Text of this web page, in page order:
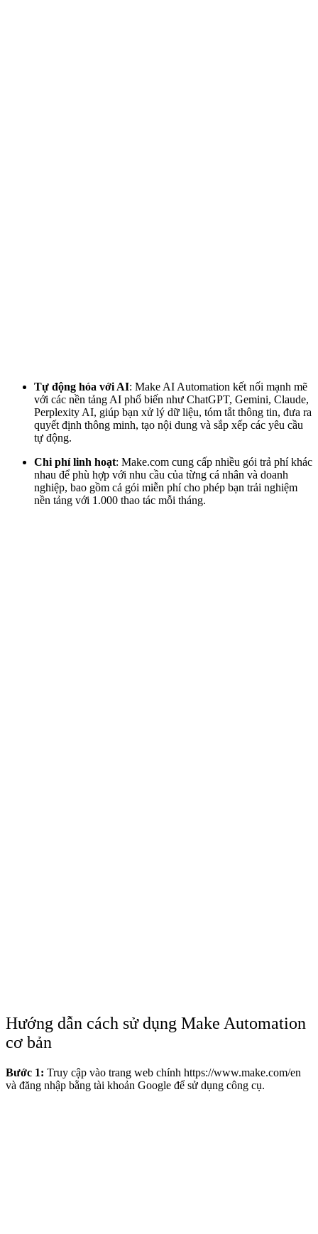
Tự động hóa với AI: Make AI Automation kết nối mạnh mẽ
với các nền tảng AI phổ biến như ChatGPT, Gemini, Claude,
Perplexity AI, giúp bạn xử lý dữ liệu, tóm tắt thông tin, đưa ra
quyết định thông minh, tạo nội dung và sắp xếp các yêu cầu
tự động.
Chi phí linh hoạt: Make.com cung cấp nhiều gói trả phí khác
nhau để phù hợp với nhu cầu của từng cá nhân và doanh
nghiệp, bao gồm cả gói miễn phí cho phép bạn trải nghiệm
nền tảng với 1.000 thao tác mỗi tháng.
Hướng dẫn cách sử dụng Make Automation
cơ bản
Bước 1: Truy cập vào trang web chính https://www.make.com/en
và đăng nhập bằng tài khoản Google để sử dụng công cụ.